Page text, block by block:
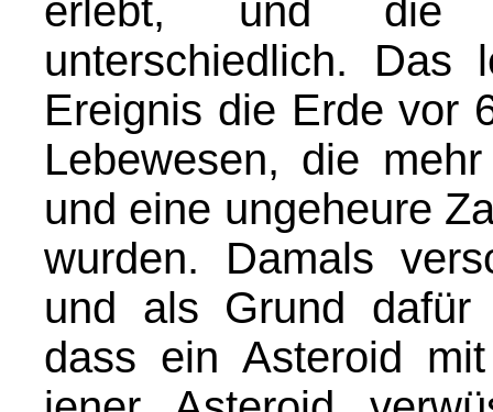
erlebt, und die
unterschiedlich.
Ereignis die Erde vor
Lebewesen, die
und eine ungeheure
wurden. Damals
und als Grund dafür
dass ein Asteroid